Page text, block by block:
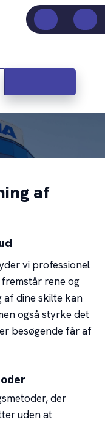
af
vi professionel
rene og
dine skilte kan
også styrke det
besøgende får af
der
uden at